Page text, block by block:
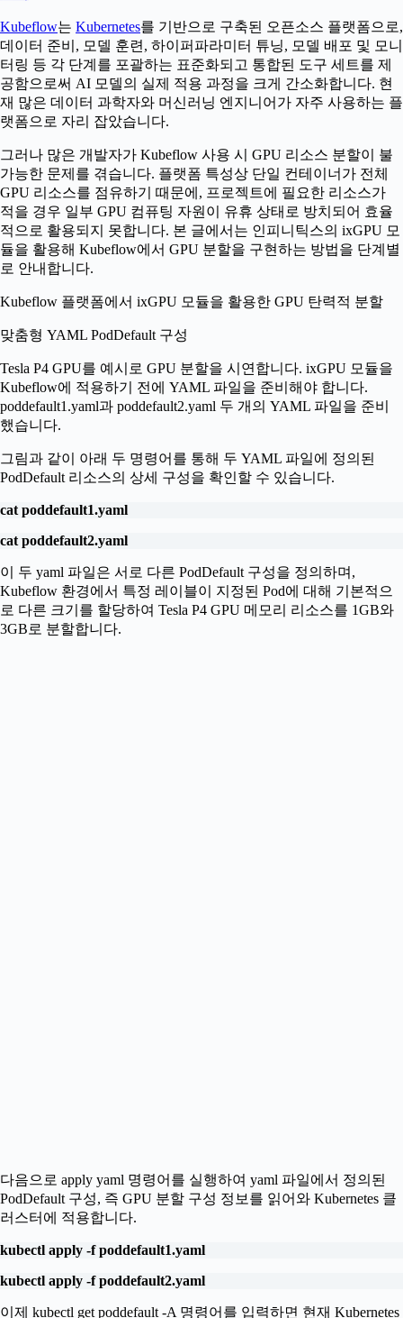
Kubeflow는 Kubernetes를 기반으로 구축된 오픈소스 플랫폼으로,
데이터 준비, 모델 훈련, 하이퍼파라미터 튜닝, 모델 배포 및 모니
터링 등 각 단계를 포괄하는 표준화되고 통합된 도구 세트를 제
공함으로써 AI 모델의 실제 적용 과정을 크게 간소화합니다. 현
재 많은 데이터 과학자와 머신러닝 엔지니어가 자주 사용하는 플
랫폼으로 자리 잡았습니다.
그러나 많은 개발자가 Kubeflow 사용 시 GPU 리소스 분할이 불
가능한 문제를 겪습니다. 플랫폼 특성상 단일 컨테이너가 전체
GPU 리소스를 점유하기 때문에, 프로젝트에 필요한 리소스가
적을 경우 일부 GPU 컴퓨팅 자원이 유휴 상태로 방치되어 효율
적으로 활용되지 못합니다. 본 글에서는 인피니틱스의 ixGPU 모
듈을 활용해 Kubeflow에서 GPU 분할을 구현하는 방법을 단계별
로 안내합니다.
Kubeflow 플랫폼에서 ixGPU 모듈을 활용한 GPU 탄력적 분할
맞춤형 YAML PodDefault 구성
Tesla P4 GPU를 예시로 GPU 분할을 시연합니다. ixGPU 모듈을
Kubeflow에 적용하기 전에 YAML 파일을 준비해야 합니다.
poddefault1.yaml과 poddefault2.yaml 두 개의 YAML 파일을 준비
했습니다.
그림과 같이 아래 두 명령어를 통해 두 YAML 파일에 정의된
PodDefault 리소스의 상세 구성을 확인할 수 있습니다.
cat poddefault1.yaml
cat poddefault2.yaml
이 두 yaml 파일은 서로 다른 PodDefault 구성을 정의하며,
Kubeflow 환경에서 특정 레이블이 지정된 Pod에 대해 기본적으
로 다른 크기를 할당하여 Tesla P4 GPU 메모리 리소스를 1GB와
3GB로 분할합니다.
다음으로 apply yaml 명령어를 실행하여 yaml 파일에서 정의된
PodDefault 구성, 즉 GPU 분할 구성 정보를 읽어와 Kubernetes 클
러스터에 적용합니다.
kubectl apply -f poddefault1.yaml
kubectl apply -f poddefault2.yaml
이제 kubectl get poddefault -A 명령어를 입력하면 현재 Kubernetes